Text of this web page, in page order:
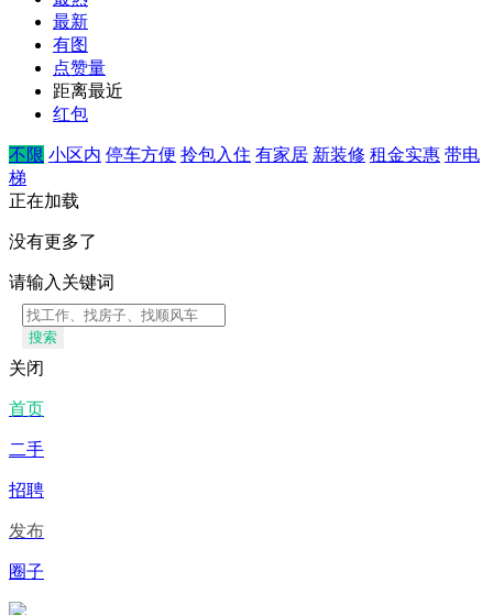
最新
有图
点赞量
距离最近
红包
不限 小区内 停车方便 拎包入住 有家居 新装修 租金实惠 带电
梯
正在加载
没有更多了
请输入关键词
搜索
关闭
首页
二手
招聘
发布
圈子